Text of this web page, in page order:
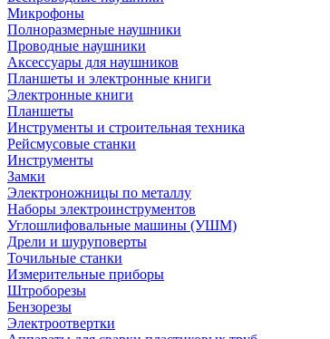
Микрофоны
Полноразмерные наушники
Проводные наушники
Аксессуары для наушников
Планшеты и электронные книги
Электронные книги
Планшеты
Инструменты и строительная техника
Рейсмусовые станки
Инструменты
Замки
Электроножницы по металлу
Наборы электроинструментов
Углошлифовальные машины (УШМ)
Дрели и шуруповерты
Точильные станки
Измерительные приборы
Штроборезы
Бензорезы
Электроотвертки